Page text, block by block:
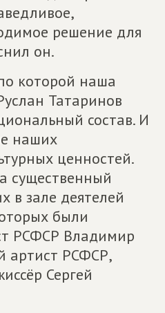
решение для
он.
которой наша
Татаринов
состав. И
наших
ценностей.
существенный
в зале деятелей
были
РСФСР Владимир
артист РСФСР,
Сергей